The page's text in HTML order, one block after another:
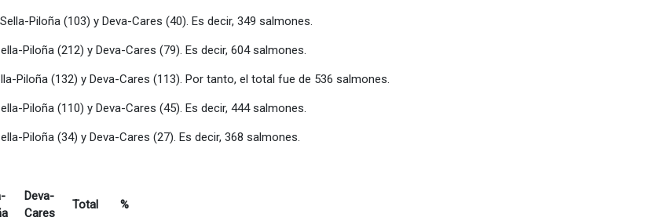
Piloña (103) y Deva-Cares (40). Es decir, 349 salmones.
Piloña (212) y Deva-Cares (79). Es decir, 604 salmones.
Piloña (132) y Deva-Cares (113). Por tanto, el total fue de 536 salmones.
Piloña (110) y Deva-Cares (45). Es decir, 444 salmones.
Piloña (34) y Deva-Cares (27). Es decir, 368 salmones.
Deva-
Cares
Total %